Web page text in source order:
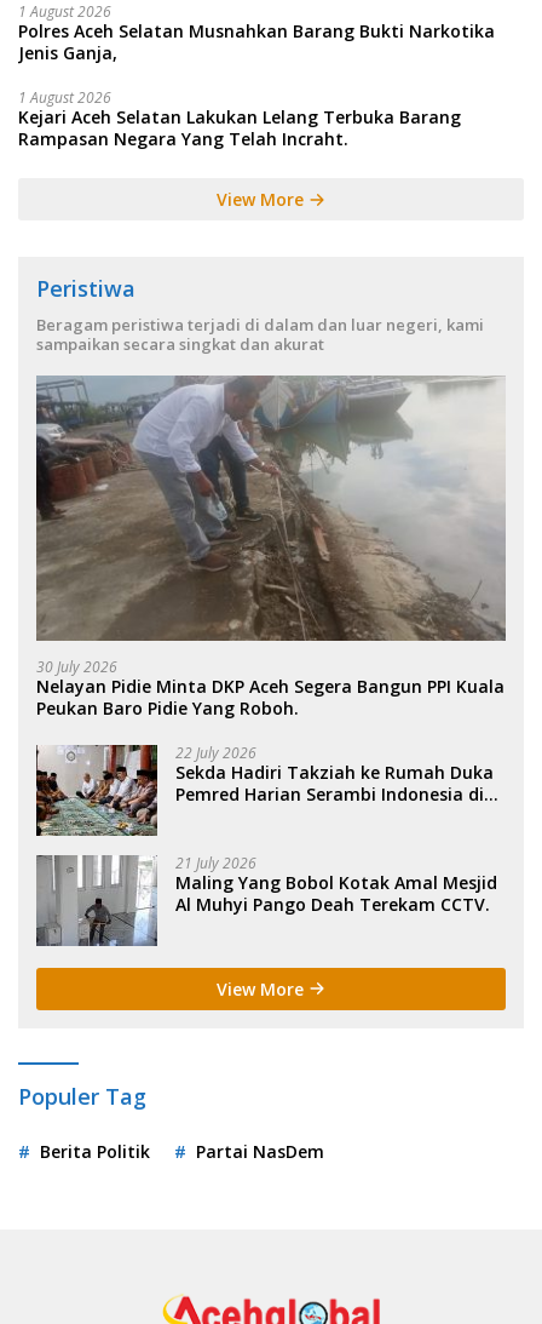
1 August 2026
Polres Aceh Selatan Musnahkan Barang Bukti Narkotika
Jenis Ganja,
1 August 2026
Kejari Aceh Selatan Lakukan Lelang Terbuka Barang
Rampasan Negara Yang Telah Incraht.
View More
Peristiwa
Beragam peristiwa terjadi di dalam dan luar negeri, kami
sampaikan secara singkat dan akurat
30 July 2026
Nelayan Pidie Minta DKP Aceh Segera Bangun PPI Kuala
Peukan Baro Pidie Yang Roboh.
22 July 2026
Sekda Hadiri Takziah ke Rumah Duka
Pemred Harian Serambi Indonesia di
21 July 2026
Maling Yang Bobol Kotak Amal Mesjid
Al Muhyi Pango Deah Terekam CCTV.
View More
Populer Tag
Berita Politik Partai NasDem